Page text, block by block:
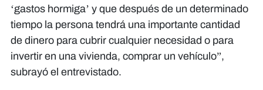
‘gastos hormiga’ y que después de un determinado
tiempo la persona tendrá una importante cantidad
de dinero para cubrir cualquier necesidad o para
invertir en una vivienda, comprar un vehículo”,
subrayó el entrevistado.